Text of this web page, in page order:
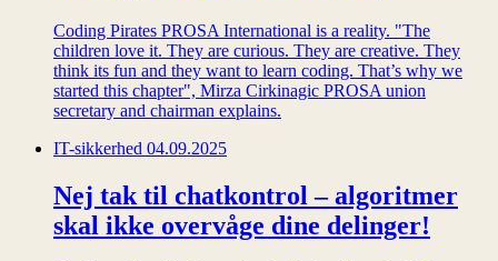
Coding Pirates PROSA International is a reality. "The
children love it. They are curious. They are creative. They
think its fun and they want to learn coding. That’s why we
started this chapter", Mirza Cirkinagic PROSA union
secretary and chairman explains.
IT-sikkerhed 04.09.2025
Nej tak til chatkontrol – algoritmer
skal ikke overvåge dine delinger!